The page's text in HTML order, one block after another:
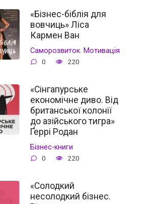
«Бізнес-біблія для
вовчиць» Ліса
Кармен Ван
Саморозвиток. Мотивація
0 220
«Сінгапурське
економічне диво. Від
британської колонії
до азійського тигра»
Ґеррі Родан
Бізнес-книги
0 220
«Солодкий
несолодкий бізнес.